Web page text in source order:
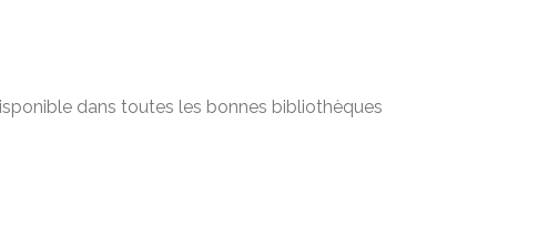
dans toutes les bonnes bibliothèques